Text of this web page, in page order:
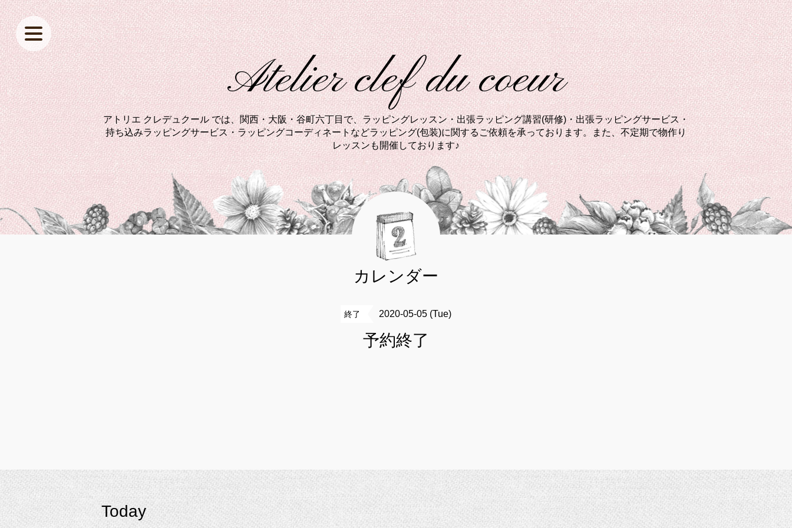
Atelier clef du coeur
アトリエ クレデュクール では、関西・大阪・谷町六丁目で、ラッピングレッスン・出張ラッピング講習(研修)・出張ラッピングサービス・
持ち込みラッピングサービス・ラッピングコーディネートなどラッピング(包装)に関するご依頼を承っております。また、不定期で物作り
レッスンも開催しております♪
カレンダー
終了 2020-05-05 (Tue)
予約終了
Today